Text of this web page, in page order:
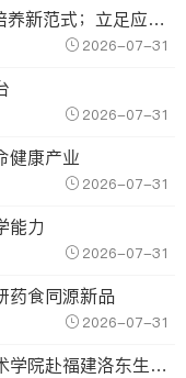
【访企拓岗】聚焦AI赋能，思辨人才培养新范式；立足应用特色，探寻硕士点建设新路径
2026-07-31
2026-07-31
健康产业
2026-07-31
能力
2026-07-31
药食同源新品
2026-07-31
【访企拓岗】莆田学院药学与医学技术学院赴福建洛东生物技术有限公司调研交流